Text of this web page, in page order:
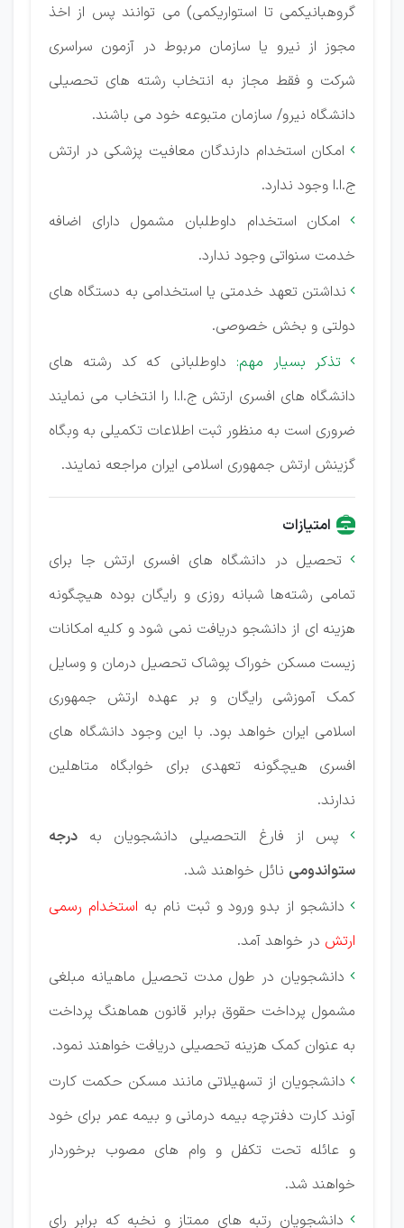
گروهبانیكمی تا استواریكمی) می توانند پس از اخذ
مجوز از نیرو یا سازمان مربوط در آزمون سراسری
شركت و فقط مجاز به انتخاب رشته های تحصیلی
دانشگاه نیرو/ سازمان متبوعه خود می باشند.
 امكان استخدام دارندگان معافیت پزشكی در ارتش
ج.ا.ا وجود ندارد.

امكان استخدام داوطلبان مشمول دارای اضافه
خدمت سنواتی وجود ندارد.
 نداشتن تعهد خدمتی یا استخدامی به دستگاه های
دولتی و بخش خصوصی.
 تذکر بسیار مهم: داوطلبانی كه كد رشته های
دانشگاه های افسری ارتش ج.ا.ا را انتخاب می نمایند
ضروری است به منظور ثبت اطلاعات تكمیلی به وبگاه
گزینش ارتش جمهوری اسلامی ایران مراجعه نمایند.
امتیازات

تحصیل در دانشگاه های افسری ارتش جا برای
تمامی رشته‌ها شبانه روزی و رایگان بوده هیچگونه
هزینه ای از دانشجو دریافت نمی شود و کلیه امکانات
زیست مسکن خوراک پوشاک تحصیل درمان و وسایل
کمک آموزشی رایگان و بر عهده ارتش جمهوری
اسلامی ایران خواهد بود. با این وجود دانشگاه های
افسری هیچگونه تعهدی برای خوابگاه متاهلین
ندارند.
 پس از فارغ التحصیلی دانشجویان به درجه
ستواندومی نائل خواهند شد.
 دانشجو از بدو ورود و ثبت نام به استخدام رسمی
ارتش در خواهد آمد.
 دانشجویان در طول مدت تحصیل ماهیانه مبلغی
مشمول پرداخت حقوق برابر قانون هماهنگ پرداخت
به عنوان کمک هزینه تحصیلی دریافت خواهند نمود.
 دانشجویان از تسهیلاتی مانند مسکن حکمت کارت
آوند کارت دفترچه بیمه درمانی و بیمه عمر برای خود
و عائله تحت تكفل و وام های مصوب برخوردار
خواهند شد.
 دانشجویان رتبه های ممتاز و نخبه که برابر رای